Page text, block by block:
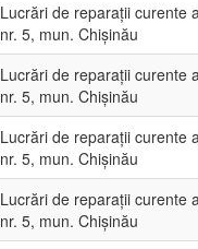
Lucrări de reparații curente
nr. 5, mun. Chișinău
Lucrări de reparații curente
nr. 5, mun. Chișinău
Lucrări de reparații curente
nr. 5, mun. Chișinău
Lucrări de reparații curente
nr. 5, mun. Chișinău